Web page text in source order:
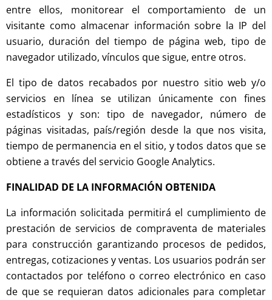
entre ellos, monitorear el comportamiento de un
visitante como almacenar información sobre la IP del
usuario, duración del tiempo de página web, tipo de
navegador utilizado, vínculos que sigue, entre otros.
El tipo de datos recabados por nuestro sitio web y/o
servicios en línea se utilizan únicamente con fines
estadísticos y son: tipo de navegador, número de
páginas visitadas, país/región desde la que nos visita,
tiempo de permanencia en el sitio, y todos datos que se
obtiene a través del servicio Google Analytics.
FINALIDAD DE LA INFORMACIÓN OBTENIDA
La información solicitada permitirá el cumplimiento de
prestación de servicios de compraventa de materiales
para construcción garantizando procesos de pedidos,
entregas, cotizaciones y ventas. Los usuarios podrán ser
contactados por teléfono o correo electrónico en caso
de que se requieran datos adicionales para completar